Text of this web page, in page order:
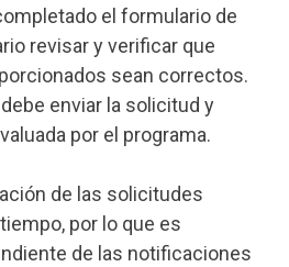
el formulario de
revisar y verificar que
sean correctos.
enviar la solicitud y
por el programa.
de las solicitudes
por lo que es
de las notificaciones